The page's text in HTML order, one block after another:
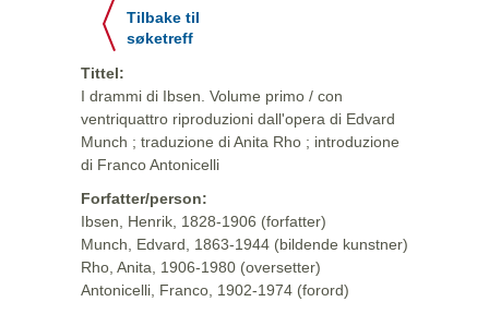
Tilbake til
søketreff
Tittel:
I drammi di Ibsen. Volume primo / con
ventriquattro riproduzioni dall'opera di Edvard
Munch ; traduzione di Anita Rho ; introduzione
di Franco Antonicelli
Forfatter/person:
Ibsen, Henrik, 1828-1906 (forfatter)
Munch, Edvard, 1863-1944 (bildende kunstner)
Rho, Anita, 1906-1980 (oversetter)
Antonicelli, Franco, 1902-1974 (forord)